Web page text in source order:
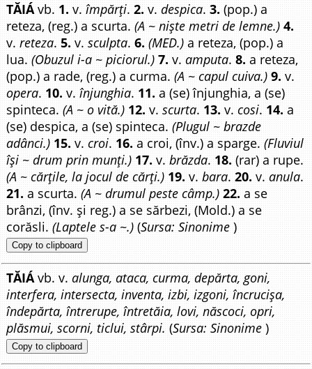
TĂIÁvb. 1. v.împărți.2. v.despica.3. (pop.) a
reteza, (reg.) a scurta.(A ~ niște metri de lemne.) 4.
v.reteza.5. v.sculpta.6. (MED.)a reteza, (pop.) a
lua.(Obuzul i-a ~ piciorul.) 7. v.amputa.8. a reteza,
(pop.) a rade, (reg.) a curma.(A ~ capul cuiva.) 9. v.
opera. 10. v.înjunghia. 11. a (se) înjunghia, a (se)
spinteca.(A ~ o vită.) 12. v.scurta. 13. v.cosi. 14. a
(se) despica, a (se) spinteca.(Plugul ~ brazde
adânci.) 15. v.croi. 16. a croi, (înv.) a sparge.(Fluviul
își ~ drum prin munți.) 17. v.brăzda. 18. (rar) a rupe.
(A ~ cărțile, la jocul de cărți.) 19. v.bara.20. v.anula.
21. a scurta.(A ~ drumul peste câmp.) 22. a se
brânzi, (înv. și reg.) a se sărbezi, (Mold.) a se
corăsli.(Laptele s-a ~.) (Sursa: Sinonime )
Copy to clipboard
TĂIÁ vb. v.alunga, ataca, curma, depărta, goni,
interfera, intersecta, inventa, izbi, izgoni, încrucișa,
îndepărta, întrerupe, întretăia, lovi, născoci, opri,
plăsmui, scorni, ticlui, stârpi. (Sursa: Sinonime )
Copy to clipboard